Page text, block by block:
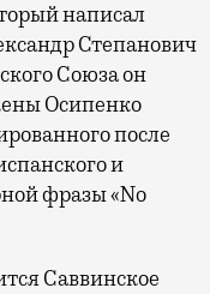
написал
Степанович
Союза он
Осипенко
после
и
фразы «No
Саввинское